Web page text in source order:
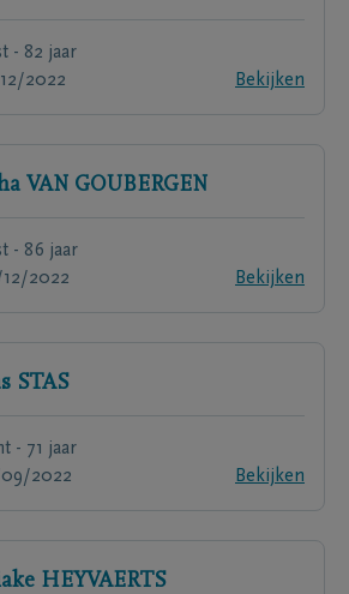
- 82 jaar
2022
Bekijken
VAN GOUBERGEN
- 86 jaar
2022
Bekijken
STAS
- 71 jaar
2022
Bekijken
HEYVAERTS